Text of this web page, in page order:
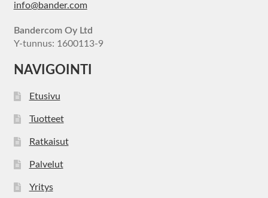
info@bander.com
Bandercom Oy Ltd
Y-tunnus: 1600113-9
NAVIGOINTI
Etusivu
Tuotteet
Ratkaisut
Palvelut
Yritys